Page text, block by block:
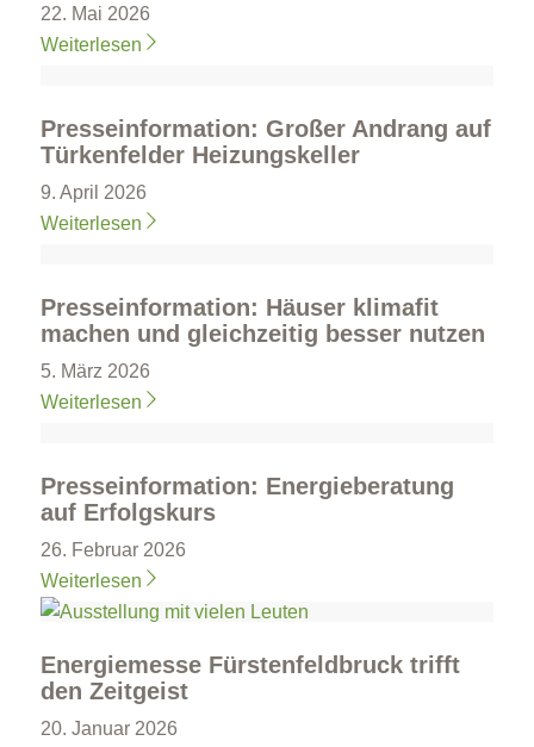
22. Mai 2026
Weiterlesen
Presseinformation: Großer Andrang auf
Türkenfelder Heizungskeller
9. April 2026
Weiterlesen
Presseinformation: Häuser klimafit
machen und gleichzeitig besser nutzen
5. März 2026
Weiterlesen
Presseinformation: Energieberatung
auf Erfolgskurs
26. Februar 2026
Weiterlesen
Energiemesse Fürstenfeldbruck trifft
den Zeitgeist
20. Januar 2026